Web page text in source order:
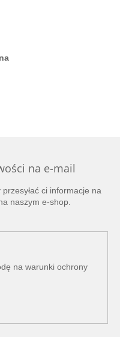
na e-mail
ci informacje na
naszym e-shop.
na warunki ochrony